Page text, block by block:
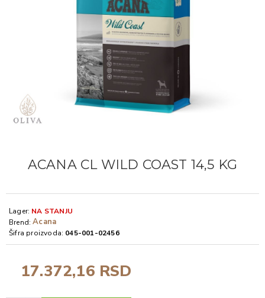
ACANA CL WILD COAST 14,5 KG
17.372,16 RSD
Lager: NA STANJU
Brend: Acana
Šifra proizvoda: 045-001-02456